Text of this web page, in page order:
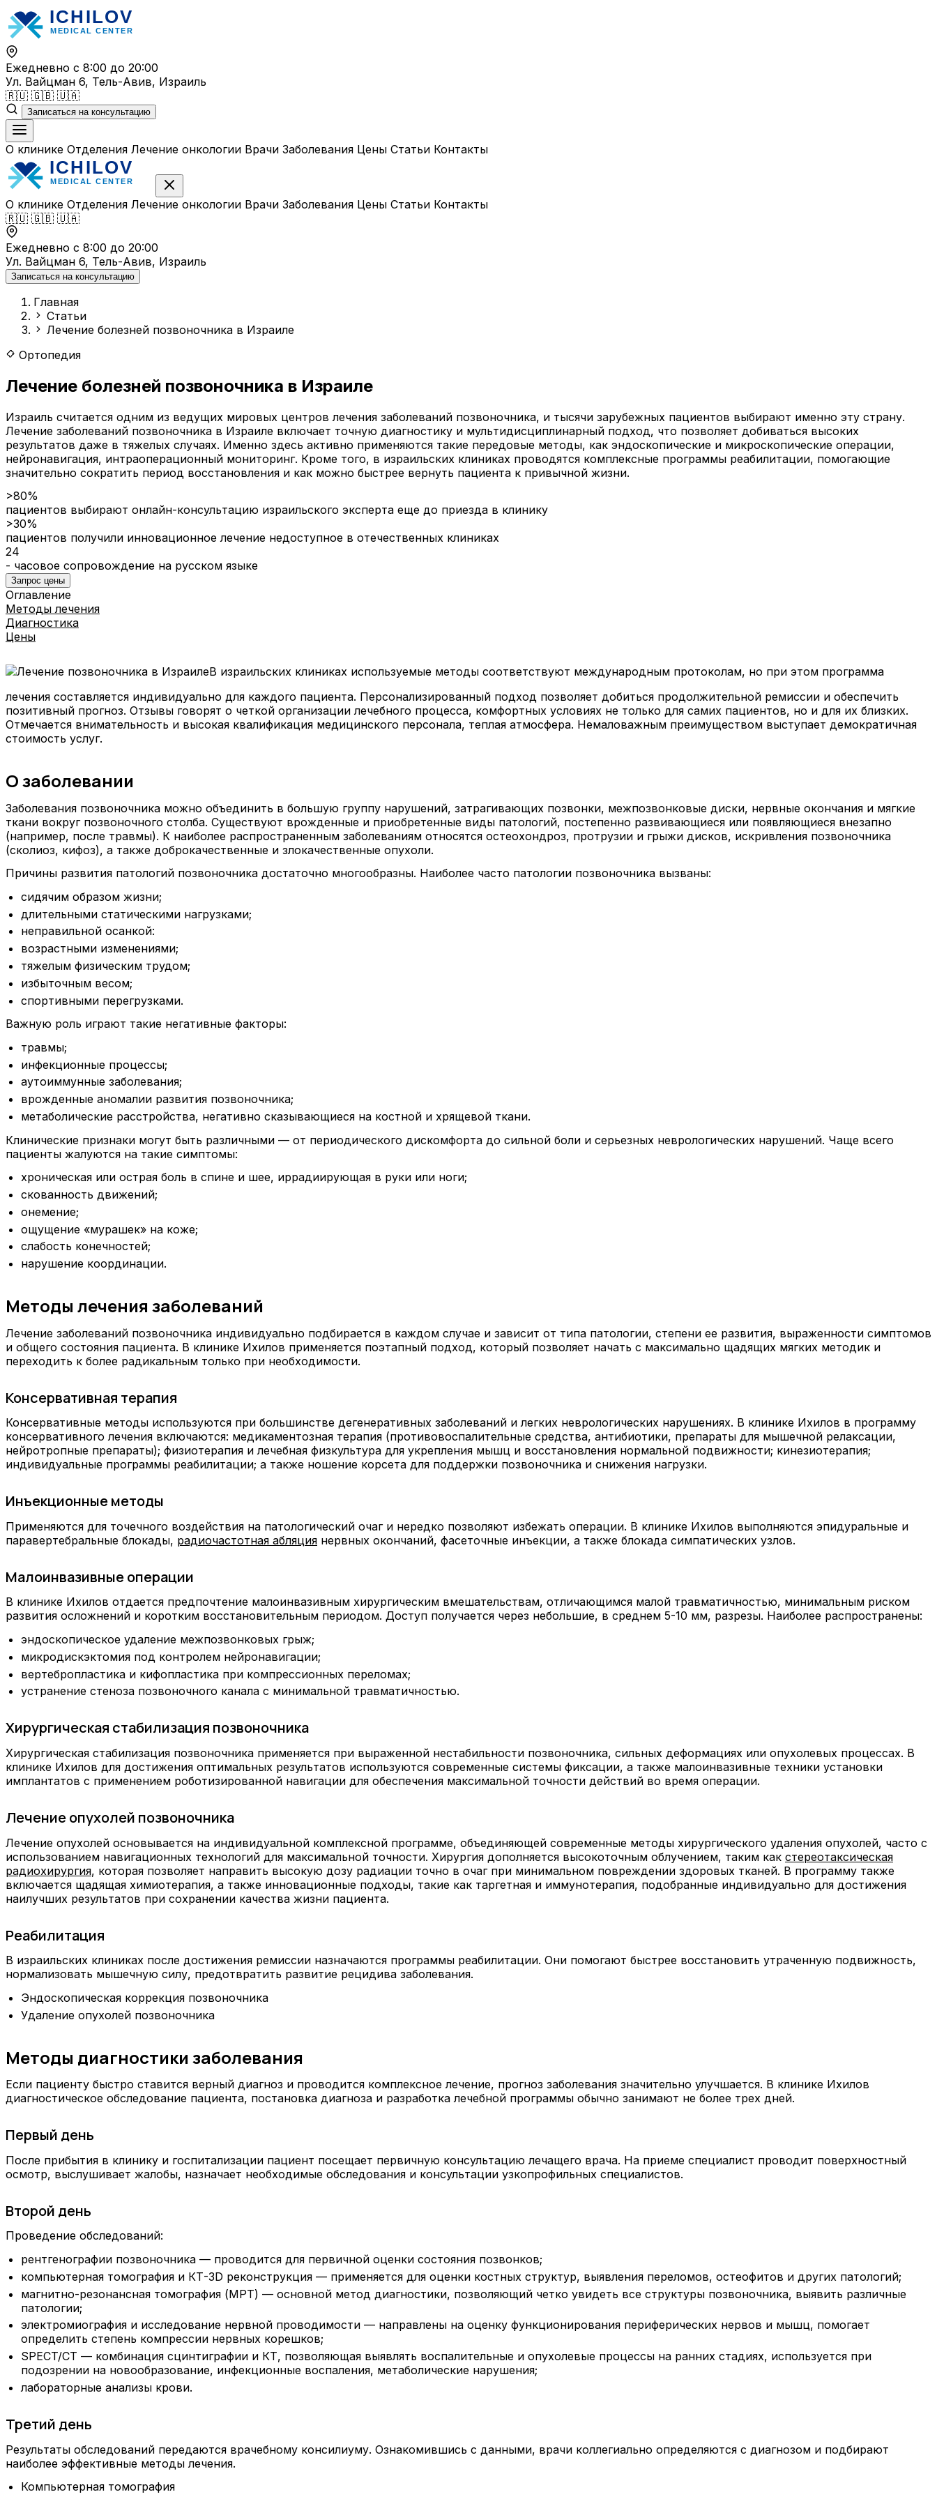
Перейти
к
содержимому
Ежедневно с 8:00 до 20:00
Ул. Вайцман 6, Тель-Авив, Израиль
🇷🇺 🇬🇧 🇺🇦
Записаться на консультацию
О клинике Отделения Лечение онкологии Врачи Заболевания Цены Статьи Контакты
О клинике Отделения Лечение онкологии Врачи Заболевания Цены Статьи Контакты
🇷🇺 🇬🇧 🇺🇦
Ежедневно с 8:00 до 20:00
Ул. Вайцман 6, Тель-Авив, Израиль
Записаться на консультацию
Главная
Статьи
Лечение болезней позвоночника в Израиле
Ортопедия
Лечение болезней позвоночника в Израиле
Израиль считается одним из ведущих мировых центров лечения заболеваний позвоночника, и тысячи зарубежных пациентов выбирают именно эту страну.
Лечение заболеваний позвоночника в Израиле включает точную диагностику и мультидисциплинарный подход, что позволяет добиваться высоких
результатов даже в тяжелых случаях. Именно здесь активно применяются такие передовые методы, как эндоскопические и микроскопические операции,
нейронавигация, интраоперационный мониторинг. Кроме того, в израильских клиниках проводятся комплексные программы реабилитации, помогающие
значительно сократить период восстановления и как можно быстрее вернуть пациента к привычной жизни.
>80%
пациентов выбирают онлайн-консультацию израильского эксперта еще до приезда в клинику
>30%
пациентов получили инновационное лечение недоступное в отечественных клиниках
24
- часовое сопровождение на русском языке
Запрос цены
Оглавление
Методы лечения
Диагностика
Цены
В израильских клиниках используемые методы соответствуют международным протоколам, но при этом программа
лечения составляется индивидуально для каждого пациента. Персонализированный подход позволяет добиться продолжительной ремиссии и обеспечить
позитивный прогноз. Отзывы говорят о четкой организации лечебного процесса, комфортных условиях не только для самих пациентов, но и для их близких.
Отмечается внимательность и высокая квалификация медицинского персонала, теплая атмосфера. Немаловажным преимуществом выступает демократичная
стоимость услуг.
О заболевании
Заболевания позвоночника можно объединить в большую группу нарушений, затрагивающих позвонки, межпозвонковые диски, нервные окончания и мягкие
ткани вокруг позвоночного столба. Существуют врожденные и приобретенные виды патологий, постепенно развивающиеся или появляющиеся внезапно
(например, после травмы). К наиболее распространенным заболеваниям относятся остеохондроз, протрузии и грыжи дисков, искривления позвоночника
(сколиоз, кифоз), а также доброкачественные и злокачественные опухоли.
Причины развития патологий позвоночника достаточно многообразны. Наиболее часто патологии позвоночника вызваны:
сидячим образом жизни;
длительными статическими нагрузками;
неправильной осанкой:
возрастными изменениями;
тяжелым физическим трудом;
избыточным весом;
спортивными перегрузками.
Важную роль играют такие негативные факторы:
травмы;
инфекционные процессы;
аутоиммунные заболевания;
врожденные аномалии развития позвоночника;
метаболические расстройства, негативно сказывающиеся на костной и хрящевой ткани.
Клинические признаки могут быть различными — от периодического дискомфорта до сильной боли и серьезных неврологических нарушений. Чаще всего
пациенты жалуются на такие симптомы:
хроническая или острая боль в спине и шее, иррадиирующая в руки или ноги;
скованность движений;
онемение;
ощущение «мурашек» на коже;
слабость конечностей;
нарушение координации.
Методы лечения заболеваний
Лечение заболеваний позвоночника индивидуально подбирается в каждом случае и зависит от типа патологии, степени ее развития, выраженности симптомов
и общего состояния пациента. В клинике Ихилов применяется поэтапный подход, который позволяет начать с максимально щадящих мягких методик и
переходить к более радикальным только при необходимости.
Консервативная терапия
Консервативные методы используются при большинстве дегенеративных заболеваний и легких неврологических нарушениях. В клинике Ихилов в программу
консервативного лечения включаются: медикаментозная терапия (противовоспалительные средства, антибиотики, препараты для мышечной релаксации,
нейротропные препараты); физиотерапия и лечебная физкультура для укрепления мышц и восстановления нормальной подвижности; кинезиотерапия;
индивидуальные программы реабилитации; а также ношение корсета для поддержки позвоночника и снижения нагрузки.
Инъекционные методы
Применяются для точечного воздействия на патологический очаг и нередко позволяют избежать операции. В клинике Ихилов выполняются эпидуральные и
паравертебральные блокады, радиочастотная абляция нервных окончаний, фасеточные инъекции, а также блокада симпатических узлов.
Малоинвазивные операции
В клинике Ихилов отдается предпочтение малоинвазивным хирургическим вмешательствам, отличающимся малой травматичностью, минимальным риском
развития осложнений и коротким восстановительным периодом. Доступ получается через небольшие, в среднем 5-10 мм, разрезы. Наиболее распространены:
эндоскопическое удаление межпозвонковых грыж;
микродискэктомия под контролем нейронавигации;
вертебропластика и кифопластика при компрессионных переломах;
устранение стеноза позвоночного канала с минимальной травматичностью.
Хирургическая стабилизация позвоночника
Хирургическая стабилизация позвоночника применяется при выраженной нестабильности позвоночника, сильных деформациях или опухолевых процессах. В
клинике Ихилов для достижения оптимальных результатов используются современные системы фиксации, а также малоинвазивные техники установки
имплантатов с применением роботизированной навигации для обеспечения максимальной точности действий во время операции.
Лечение опухолей позвоночника
Лечение опухолей основывается на индивидуальной комплексной программе, объединяющей современные методы хирургического удаления опухолей, часто с
использованием навигационных технологий для максимальной точности. Хирургия дополняется высокоточным облучением, таким как стереотаксическая
радиохирургия, которая позволяет направить высокую дозу радиации точно в очаг при минимальном повреждении здоровых тканей. В программу также
включается щадящая химиотерапия, а также инновационные подходы, такие как таргетная и иммунотерапия, подобранные индивидуально для достижения
наилучших результатов при сохранении качества жизни пациента.
Реабилитация
В израильских клиниках после достижения ремиссии назначаются программы реабилитации. Они помогают быстрее восстановить утраченную подвижность,
нормализовать мышечную силу, предотвратить развитие рецидива заболевания.
Эндоскопическая коррекция позвоночника
Удаление опухолей позвоночника
Методы диагностики заболевания
Если пациенту быстро ставится верный диагноз и проводится комплексное лечение, прогноз заболевания значительно улучшается. В клинике Ихилов
диагностическое обследование пациента, постановка диагноза и разработка лечебной программы обычно занимают не более трех дней.
Первый день
После прибытия в клинику и госпитализации пациент посещает первичную консультацию лечащего врача. На приеме специалист проводит поверхностный
осмотр, выслушивает жалобы, назначает необходимые обследования и консультации узкопрофильных специалистов.
Второй день
Проведение обследований:
рентгенографии позвоночника — проводится для первичной оценки состояния позвонков;
компьютерная томография и КТ-3D реконструкция — применяется для оценки костных структур, выявления переломов, остеофитов и других патологий;
магнитно-резонансная томография (МРТ) — основной метод диагностики, позволяющий четко увидеть все структуры позвоночника, выявить различные
патологии;
электромиография и исследование нервной проводимости — направлены на оценку функционирования периферических нервов и мышц, помогает
определить степень компрессии нервных корешков;
SPECT/CT — комбинация сцинтиграфии и КТ, позволяющая выявлять воспалительные и опухолевые процессы на ранних стадиях, используется при
подозрении на новообразование, инфекционные воспаления, метаболические нарушения;
лабораторные анализы крови.
Третий день
Результаты обследований передаются врачебному консилиуму. Ознакомившись с данными, врачи коллегиально определяются с диагнозом и подбирают
наиболее эффективные методы лечения.
Компьютерная томография